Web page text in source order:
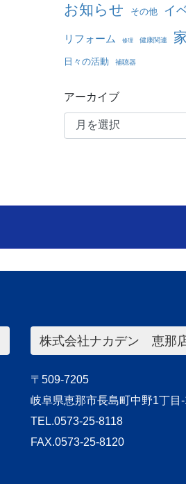
お知らせ その他 イ
リフォーム 修理 健康関連
日々の活動 補聴器
アーカイブ
株式会社ナカデン 恵那
〒509-7205
岐阜県恵那市長島町中野1丁目
TEL.0573-25-8118
FAX.0573-25-8120